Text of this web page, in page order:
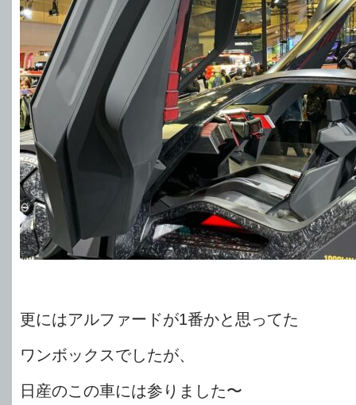
更にはアルファードが1番かと思ってた
ワンボックスでしたが、
日産のこの車には参りました〜